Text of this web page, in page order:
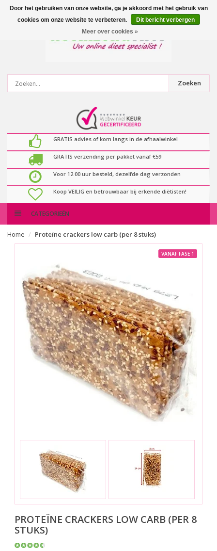
0artikelen
Zoeken
GRATIS advies of kom langs in de afhaalwinkel
GRATIS verzending per pakket vanaf €59
Voor 12.00 uur besteld, dezelfde dag verzonden
Koop VEILIG en betrouwbaar bij erkende diëtisten!
CATEGORIEËN
Home Proteïne crackers low carb (per 8 stuks)
VANAF FASE 1
PROTEÏNE CRACKERS LOW CARB (PER 8
STUKS)
Door het gebruiken van onze website, ga je akkoord met het gebruik van
cookies om onze website te verbeteren.
Dit bericht verbergen
Meer over cookies »